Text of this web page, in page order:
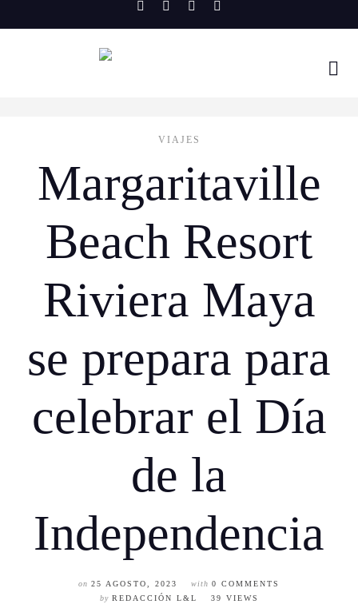
to
VIAJES
Margaritaville
Beach Resort
Riviera Maya
se prepara para
celebrar el Día
de la
Independencia
on 25 AGOSTO, 2023 with 0 COMMENTS
by REDACCIÓN L&L 39 VIEWS